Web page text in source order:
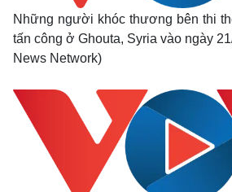
Những người khóc thương bên thi
tấn công ở Ghouta, Syria vào ngày
News Network)